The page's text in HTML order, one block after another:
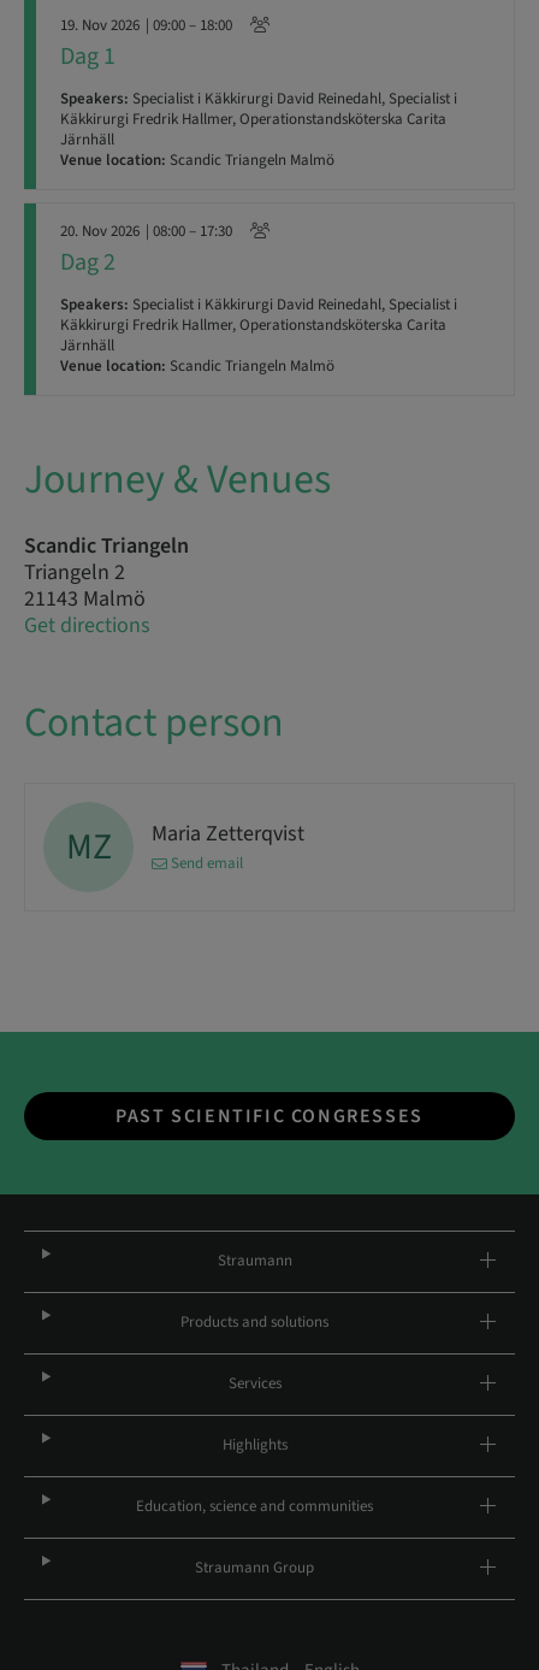
19. Nov 2026 | 09:00 – 18:00
Dag 1
Speakers: Specialist i Käkkirurgi David Reinedahl, Specialist i
Käkkirurgi Fredrik Hallmer, Operationstandsköterska Carita
Järnhäll
Venue location: Scandic Triangeln Malmö
20. Nov 2026 | 08:00 – 17:30
Dag 2
Speakers: Specialist i Käkkirurgi David Reinedahl, Specialist i
Käkkirurgi Fredrik Hallmer, Operationstandsköterska Carita
Järnhäll
Venue location: Scandic Triangeln Malmö
Journey & Venues
Scandic Triangeln
Triangeln 2
21143 Malmö
Get directions
Contact person
MZ Maria Zetterqvist
Send email
PAST SCIENTIFIC CONGRESSES
Straumann
Products and solutions
Services
Highlights
Education, science and communities
Straumann Group